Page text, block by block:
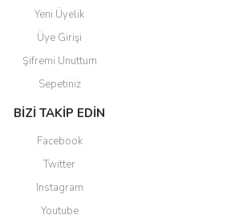
Yeni Üyelik
Üye Girişi
Şifremi Unuttum
Sepetiniz
BİZİ TAKİP EDİN
Facebook
Twitter
Instagram
Youtube